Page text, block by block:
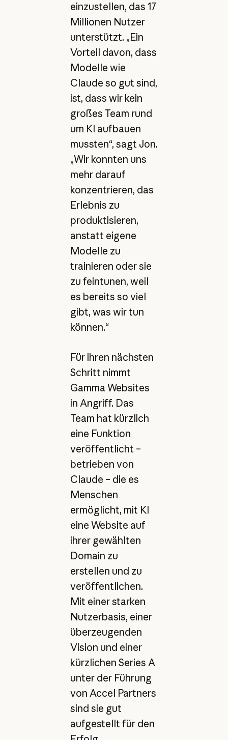
einzustellen, das 17
Millionen Nutzer
unterstützt. „Ein
Vorteil davon, dass
Modelle wie
Claude so gut sind,
ist, dass wir kein
großes Team rund
um KI aufbauen
mussten“, sagt Jon.
„Wir konnten uns
mehr darauf
konzentrieren, das
Erlebnis zu
produktisieren,
anstatt eigene
Modelle zu
trainieren oder sie
zu feintunen, weil
es bereits so viel
gibt, was wir tun
können.“
Für ihren nächsten
Schritt nimmt
Gamma Websites
in Angriff. Das
Team hat kürzlich
eine Funktion
veröffentlicht –
betrieben von
Claude – die es
Menschen
ermöglicht, mit KI
eine Website auf
ihrer gewählten
Domain zu
erstellen und zu
veröffentlichen.
Mit einer starken
Nutzerbasis, einer
überzeugenden
Vision und einer
kürzlichen Series A
unter der Führung
von Accel Partners
sind sie gut
aufgestellt für den